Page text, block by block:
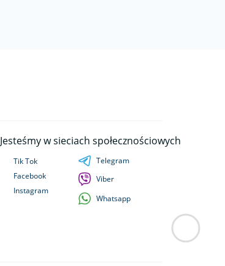
Jesteśmy w sieciach społecznościowych
Tik Tok
Facebook
Instagram
Telegram
Viber
Whatsapp